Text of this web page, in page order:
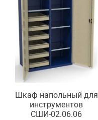
Шкаф напольный для
инструментов
СШИ-02.06.06